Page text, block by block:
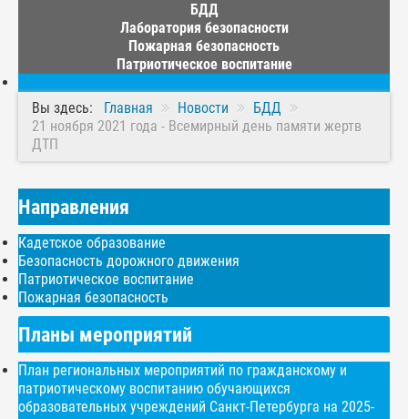
БДД
Лаборатория безопасности
Пожарная безопасность
Патриотическое воспитание
Вы здесь: Главная Новости
БДД
21 ноября 2021 года - Всемирный день памяти жертв
ДТП
Направления
Кадетское образование
Безопасность дорожного движения
Патриотическое воспитание
Пожарная безопасность
Планы мероприятий
План региональных мероприятий по гражданскому и
патриотическому воспитанию обучающихся
образовательных учреждений Санкт-Петербурга на 2025-